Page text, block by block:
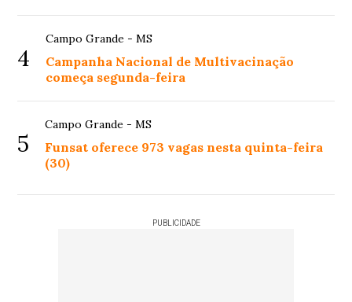
4
Campo Grande - MS
Campanha Nacional de Multivacinação
começa segunda-feira
5
Campo Grande - MS
Funsat oferece 973 vagas nesta quinta-feira
(30)
PUBLICIDADE